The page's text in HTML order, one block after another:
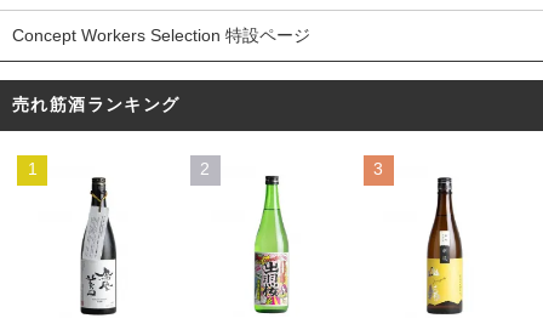
Concept Workers Selection 特設ページ
売れ筋酒ランキング
1 2 3